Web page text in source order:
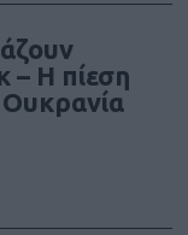
– Η πίεση
Ουκρανία